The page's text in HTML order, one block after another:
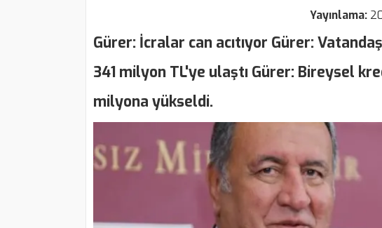
Yayınlama:
Gürer: İcralar can acıtıyor Gürer:
341 milyon TL'ye ulaştı Gürer: Bireysel
milyona yükseldi.